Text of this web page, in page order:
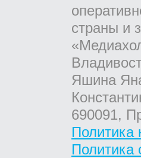
страны и
Яшина
690091,
Политика
Политика